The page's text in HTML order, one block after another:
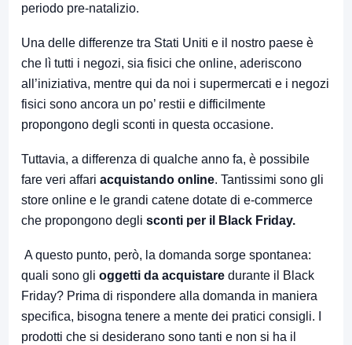
periodo pre-natalizio.
Una delle differenze tra Stati Uniti e il nostro paese è
che lì tutti i negozi, sia fisici che online, aderiscono
all’iniziativa, mentre qui da noi i supermercati e i negozi
fisici sono ancora un po’ restii e difficilmente
propongono degli sconti in questa occasione.
Tuttavia, a differenza di qualche anno fa, è possibile
fare veri affari acquistando online. Tantissimi sono gli
store online e le grandi catene dotate di e-commerce
che propongono degli sconti per il Black Friday.
A questo punto, però, la domanda sorge spontanea:
quali sono gli oggetti da acquistare durante il Black
Friday? Prima di rispondere alla domanda in maniera
specifica, bisogna tenere a mente dei pratici consigli. I
prodotti che si desiderano sono tanti e non si ha il